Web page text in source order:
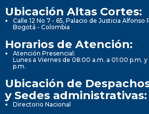
Ubicación Altas Cortes:
Calle 12 No 7 - 65, Palacio de Justicia Alfonso
Bogotá - Colombia
Horarios de Atención:
Atención Presencial:
Lunes a Viernes de 08:00 a.m. a 01:00 p.m.
p.m.
Ubicación de
y Sedes administrativas:
Directorio Nacional